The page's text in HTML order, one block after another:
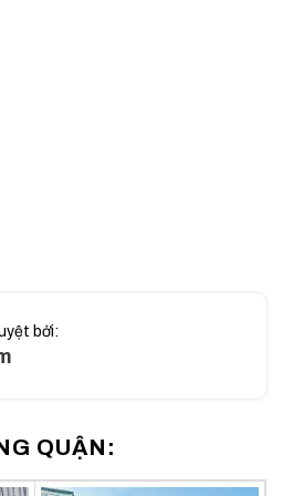
thương mại, tạo cơ hội phát triển
có thể tận dụng lợi thế về
xung quanh để phát triển mạnh
bởi:
QUẬN: